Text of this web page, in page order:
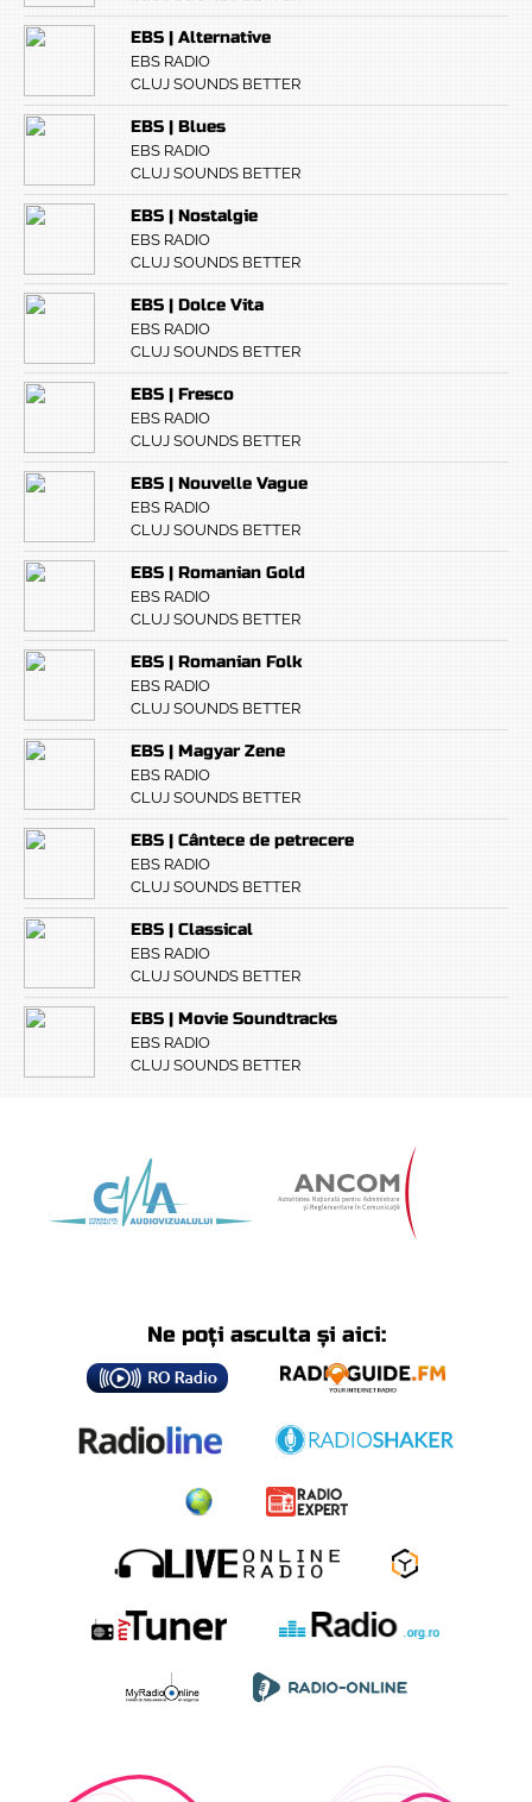
EBS | Alternative
EBS RADIO
CLUJ SOUNDS BETTER
EBS | Blues
EBS RADIO
CLUJ SOUNDS BETTER
EBS | Nostalgie
EBS RADIO
CLUJ SOUNDS BETTER
EBS | Dolce Vita
EBS RADIO
CLUJ SOUNDS BETTER
EBS | Fresco
EBS RADIO
CLUJ SOUNDS BETTER
EBS | Nouvelle Vague
EBS RADIO
CLUJ SOUNDS BETTER
EBS | Romanian Gold
EBS RADIO
CLUJ SOUNDS BETTER
EBS | Romanian Folk
EBS RADIO
CLUJ SOUNDS BETTER
EBS | Magyar Zene
EBS RADIO
CLUJ SOUNDS BETTER
EBS | Cântece de petrecere
EBS RADIO
CLUJ SOUNDS BETTER
EBS | Classical
EBS RADIO
CLUJ SOUNDS BETTER
EBS | Movie Soundtracks
EBS RADIO
CLUJ SOUNDS BETTER
Ne poți asculta și aici: